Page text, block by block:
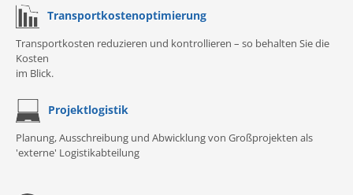
Transportkostenoptimierung
Transportkosten reduzieren und kontrollieren – so behalten Sie die
Kosten
im Blick.
Projektlogistik
Planung, Ausschreibung und Abwicklung von Großprojekten als
'externe' Logistikabteilung